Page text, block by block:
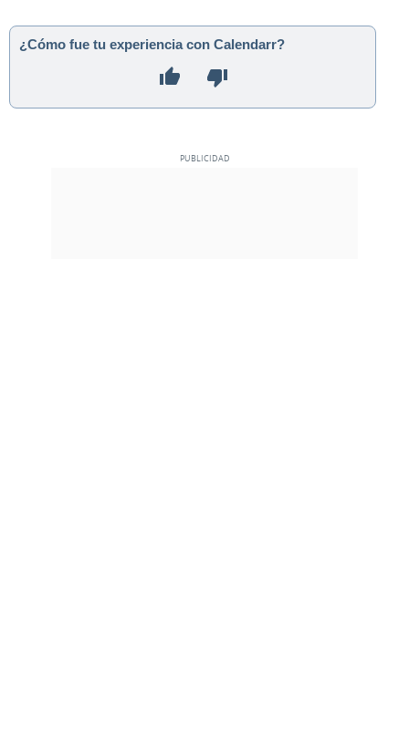
¿Cómo fue tu experiencia con Calendarr?